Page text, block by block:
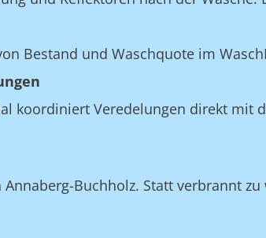
Bestand und Waschquote im
koordiniert Veredelungen direkt mit
Buchholz. Statt verbrannt